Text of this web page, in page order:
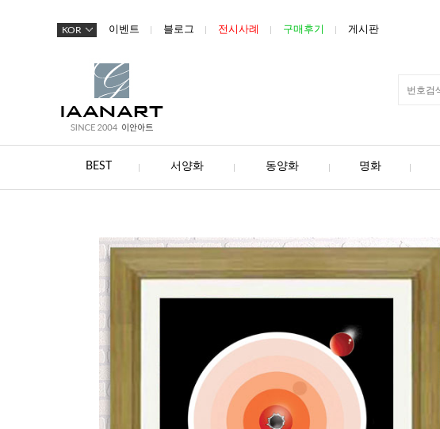
KOR 이벤트 블로그 전시사례 구매후기 게시판
BEST 서양화 동양화 명화